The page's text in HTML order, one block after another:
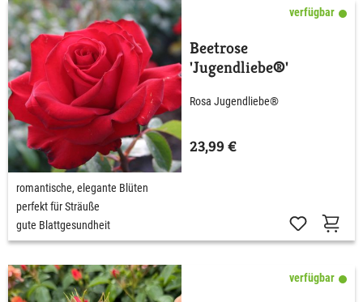
verfügbar
Beetrose
'Jugendliebe®'
Rosa Jugendliebe®
23,99 €
romantische, elegante Blüten
perfekt für Sträuße
gute Blattgesundheit
verfügbar